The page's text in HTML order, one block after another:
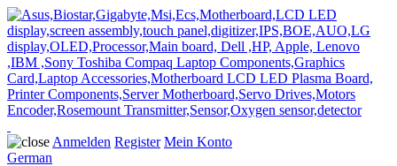
Anmelden Register Mein Konto
German